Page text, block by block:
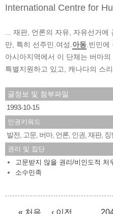
International Centre for
... 재판, 언론의 자유, 자유선거
만, 특히 선주민.여성. 아동 .빈민
아시아지역에서 이 단체는 버마
특별지원하고 있고, 캐나다의 스
글정보 및 첨부파일
1993-10-15
인권키워드
발전 고문 버마, 언론 인권 재판, 징
권리 및 집단
고문받지 않을 권리/비인도적 처
소수민족
« 처음 ‹ 이전